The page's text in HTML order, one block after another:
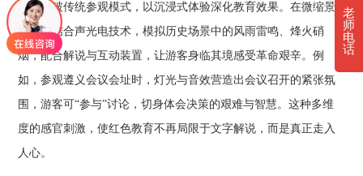
景区突破传统参观模式，以沉浸式体验深化教育效果。在微缩景
观区，结合声光电技术，模拟历史场景中的风雨雷鸣、烽火硝
烟，配合解说与互动装置，让游客身临其境感受革命艰辛。例
如，参观遵义会议会址时，灯光与音效营造出会议召开的紧张氛
围，游客可“参与”讨论，切身体会决策的艰难与智慧。这种多维
度的感官刺激，使红色教育不再局限于文字解说，而是真正走入
人心。
老
师
电
话